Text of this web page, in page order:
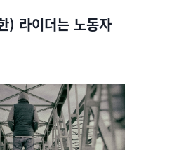
) 라이더는 노동자